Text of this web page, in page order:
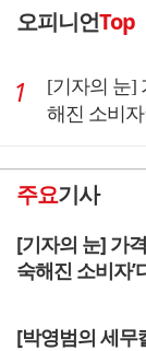
오피니언Top
[기자의 눈]
해진 소비자
주요기사
[기자의 눈] 가
숙해진 소비자’
[박영범의 세무